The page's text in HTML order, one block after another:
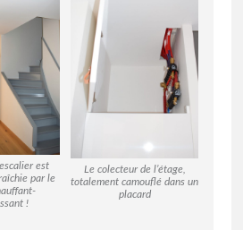
est
par le
!
Le colecteur de l’étage,
totalement camouflé dans un
placard